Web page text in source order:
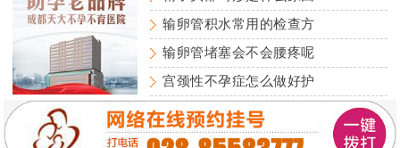
输卵管积水常用的检查方
输卵管堵塞会不会腰疼呢
宫颈性不孕症怎么做好护